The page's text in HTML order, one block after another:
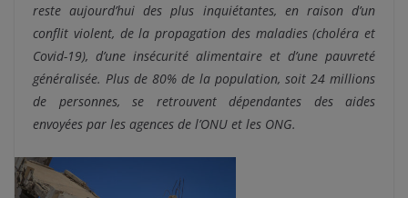
reste aujourd’hui des plus inquiétantes, en raison d’un
conflit violent, de la propagation des maladies (choléra et
Covid-19), d’une insécurité alimentaire et d’une pauvreté
généralisée. Plus de 80% de la population, soit 24 millions
de personnes, se retrouvent dépendantes des aides
envoyées par les agences de l’ONU et les ONG.